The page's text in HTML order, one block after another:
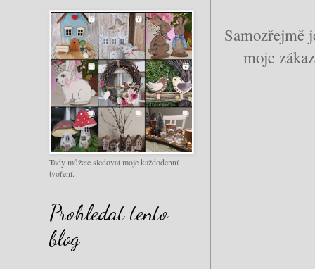
Samozřejmě
moje
Tady můžete sledovat moje každodenní
tvoření.
Prohledat tento
blog